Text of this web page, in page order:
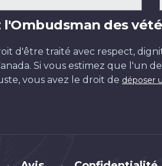
des
d'être traité avec respect,
Si vous estimez que l'un
vous avez le droit de déposer